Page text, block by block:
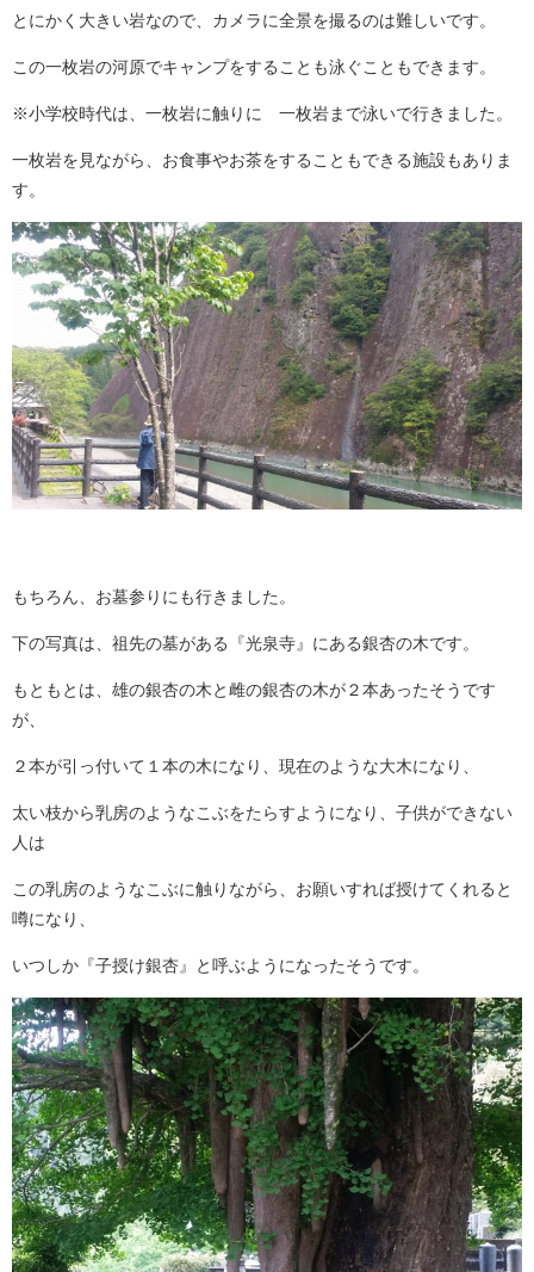
とにかく大きい岩なので、カメラに全景を撮るのは難しいです。
この一枚岩の河原でキャンプをすることも泳ぐこともできます。
※小学校時代は、一枚岩に触りに 一枚岩まで泳いで行きました。
一枚岩を見ながら、お食事やお茶をすることもできる施設もありま
す。
もちろん、お墓参りにも行きました。
下の写真は、祖先の墓がある『光泉寺』にある銀杏の木です。
もともとは、雄の銀杏の木と雌の銀杏の木が２本あったそうです
が、
２本が引っ付いて１本の木になり、現在のような大木になり、
太い枝から乳房のようなこぶをたらすようになり、子供ができない
人は
この乳房のようなこぶに触りながら、お願いすれば授けてくれると
噂になり、
いつしか『子授け銀杏』と呼ぶようになったそうです。